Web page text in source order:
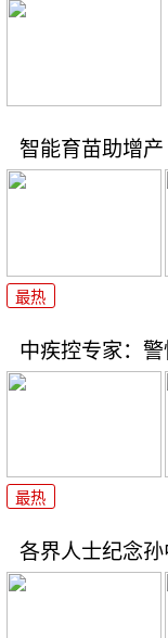
智能育苗助增
最热
中疾控专家：
最热
各界人士纪念